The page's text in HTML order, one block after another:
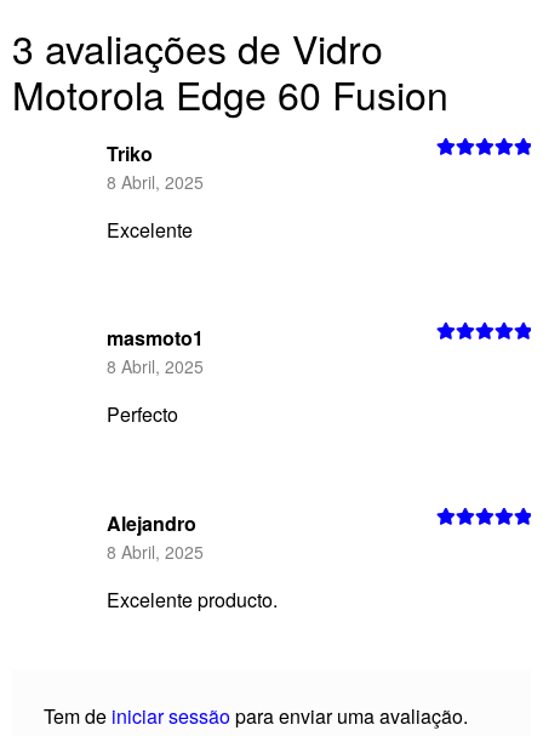
3 avaliações de Vidro
Motorola Edge 60 Fusion
Triko
8 Abril, 2025
Excelente
masmoto1
8 Abril, 2025
Perfecto
Alejandro
8 Abril, 2025
Excelente producto.
Tem de iniciar sessãopara enviar uma avaliação.